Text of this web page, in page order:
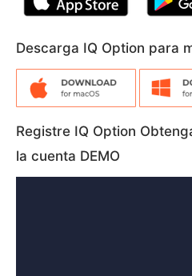
Descarga IQ Option para
Registre IQ Option
la cuenta DEMO